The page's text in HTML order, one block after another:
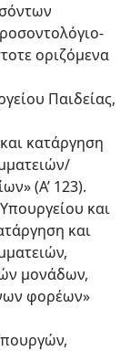
οριζόμενα
Παιδείας,
κατάργηση
(Α’ 123).
και
και
μονάδων,
φορέων»